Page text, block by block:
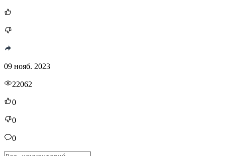
09 нояб. 2023
22062
0
0
0